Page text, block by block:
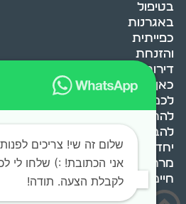
בטיפול
באגרנות
כפייתית
והזנחת
דירות, אנחנו
כאן כדי לעזור
לכם
להתמודד,
להבין ולשנות.
יחד, ניצור
מרחב
חיים בריא ומאוזן.
שלום זה שי! צריכים
אני הכתובת! :) שלחו לי
לקבלת הצעה. תודה!